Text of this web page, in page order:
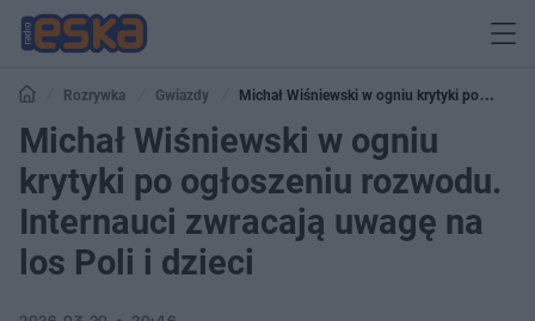
Rozrywka Gwiazdy
Michał Wiśniewski w ogniu krytyki po
ogłoszeniu rozwodu. Internauci zwracają uwagę na los Poli i dzieci
Michał Wiśniewski w ogniu
krytyki po ogłoszeniu rozwodu.
Internauci zwracają uwagę na
los Poli i dzieci